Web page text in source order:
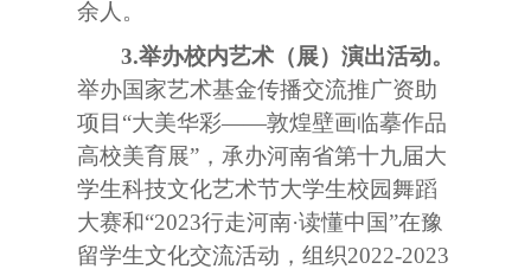
余人。
3.举办校内艺术（展）演出活动。
举办国家艺术基金传播交流推广资助
项目“大美华彩——敦煌壁画临摹作品
高校美育展”，承办河南省第十九届大
学生科技文化艺术节大学生校园舞蹈
大赛和“2023行走河南·读懂中国”在豫
留学生文化交流活动，组织2022-2023